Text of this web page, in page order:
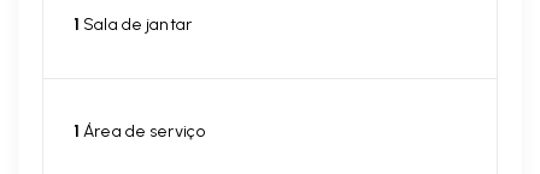
1 Sala de jantar
1 Área de serviço